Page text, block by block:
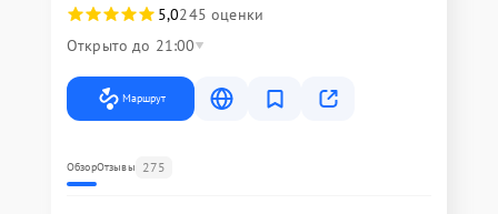
5,0245 оценки
Открыто до 21:00
Маршрут
ОбзорОтзывы 275